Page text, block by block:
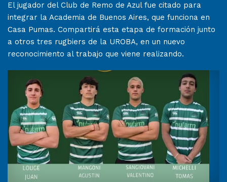
El jugador del Club de Remo de Azul fue citado para
integrar la Academia de Buenos Aires, que funciona en
Casa Pumas. Compartirá esta etapa de formación junto
a otros tres rugbiers de la UROBA, en un nuevo
reconocimiento al trabajo que viene realizando.